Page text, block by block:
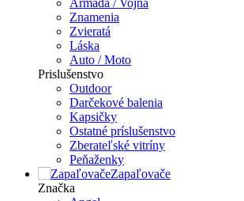
Armáda / Vojna
Znamenia
Zvieratá
Láska
Auto / Moto
Prislušenstvo
Outdoor
Darčekové balenia
Kapsičky
Ostatné príslušenstvo
Zberateľské vitríny
Peňaženky
Zapaľovače
Značka